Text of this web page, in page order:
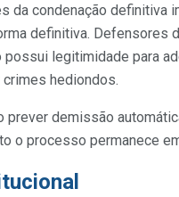
da condenação definitiva
definitiva. Defensores
legitimidade para
hediondos.
demissão
o processo permanece